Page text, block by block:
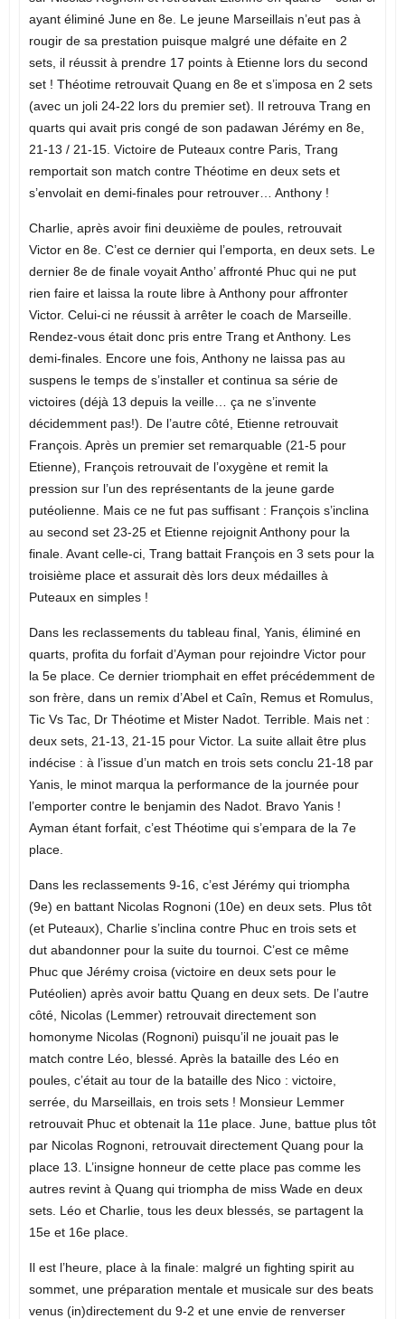
ayant éliminé June en 8e. Le jeune Marseillais n’eut pas à
rougir de sa prestation puisque malgré une défaite en 2
sets, il réussit à prendre 17 points à Etienne lors du second
set ! Théotime retrouvait Quang en 8e et s’imposa en 2 sets
(avec un joli 24-22 lors du premier set). Il retrouva Trang en
quarts qui avait pris congé de son padawan Jérémy en 8e,
21-13 / 21-15. Victoire de Puteaux contre Paris, Trang
remportait son match contre Théotime en deux sets et
s’envolait en demi-finales pour retrouver… Anthony !
Charlie, après avoir fini deuxième de poules, retrouvait
Victor en 8e. C’est ce dernier qui l’emporta, en deux sets. Le
dernier 8e de finale voyait Antho’ affronté Phuc qui ne put
rien faire et laissa la route libre à Anthony pour affronter
Victor. Celui-ci ne réussit à arrêter le coach de Marseille.
Rendez-vous était donc pris entre Trang et Anthony. Les
demi-finales. Encore une fois, Anthony ne laissa pas au
suspens le temps de s’installer et continua sa série de
victoires (déjà 13 depuis la veille… ça ne s’invente
décidemment pas!). De l’autre côté, Etienne retrouvait
François. Après un premier set remarquable (21-5 pour
Etienne), François retrouvait de l’oxygène et remit la
pression sur l’un des représentants de la jeune garde
putéolienne. Mais ce ne fut pas suffisant : François s’inclina
au second set 23-25 et Etienne rejoignit Anthony pour la
finale. Avant celle-ci, Trang battait François en 3 sets pour la
troisième place et assurait dès lors deux médailles à
Puteaux en simples !
Dans les reclassements du tableau final, Yanis, éliminé en
quarts, profita du forfait d’Ayman pour rejoindre Victor pour
la 5e place. Ce dernier triomphait en effet précédemment de
son frère, dans un remix d’Abel et Caîn, Remus et Romulus,
Tic Vs Tac, Dr Théotime et Mister Nadot. Terrible. Mais net :
deux sets, 21-13, 21-15 pour Victor. La suite allait être plus
indécise : à l’issue d’un match en trois sets conclu 21-18 par
Yanis, le minot marqua la performance de la journée pour
l’emporter contre le benjamin des Nadot. Bravo Yanis !
Ayman étant forfait, c’est Théotime qui s’empara de la 7e
place.
Dans les reclassements 9-16, c’est Jérémy qui triompha
(9e) en battant Nicolas Rognoni (10e) en deux sets. Plus tôt
(et Puteaux), Charlie s’inclina contre Phuc en trois sets et
dut abandonner pour la suite du tournoi. C’est ce même
Phuc que Jérémy croisa (victoire en deux sets pour le
Putéolien) après avoir battu Quang en deux sets. De l’autre
côté, Nicolas (Lemmer) retrouvait directement son
homonyme Nicolas (Rognoni) puisqu’il ne jouait pas le
match contre Léo, blessé. Après la bataille des Léo en
poules, c’était au tour de la bataille des Nico : victoire,
serrée, du Marseillais, en trois sets ! Monsieur Lemmer
retrouvait Phuc et obtenait la 11e place. June, battue plus tôt
par Nicolas Rognoni, retrouvait directement Quang pour la
place 13. L’insigne honneur de cette place pas comme les
autres revint à Quang qui triompha de miss Wade en deux
sets. Léo et Charlie, tous les deux blessés, se partagent la
15e et 16e place.
Il est l’heure, place à la finale: malgré un fighting spirit au
sommet, une préparation mentale et musicale sur des beats
venus (in)directement du 9-2 et une envie de renverser